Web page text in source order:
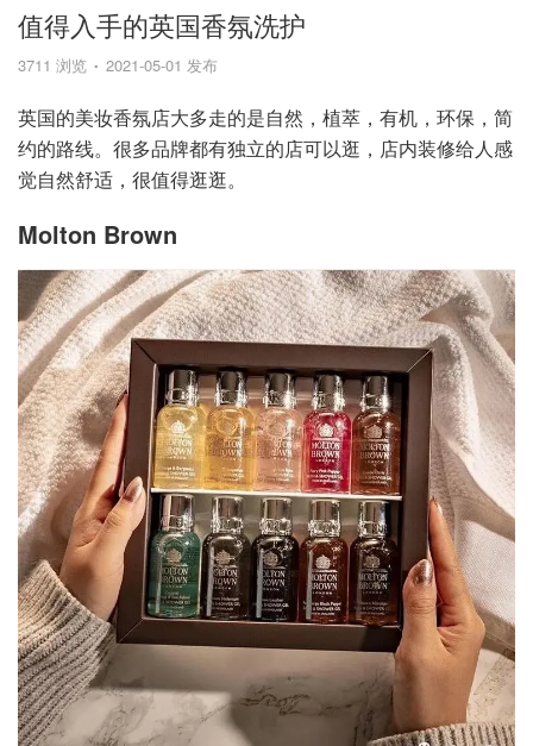
值得入手的英国香氛洗护
3711 浏览 2021-05-01 发布
英国的美妆香氛店大多走的是自然，植萃，有机，环保，简
约的路线。很多品牌都有独立的店可以逛，店内装修给人感
觉自然舒适，很值得逛逛。
Molton Brown